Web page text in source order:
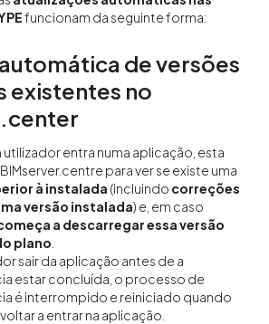
funcionam da seguinte forma:
de versões
existentes no
utilizador entra numa aplicação, esta
para ver se existe uma
à instalada (incluindo correções
versão instalada) e, em caso
a descarregar essa versão
plano
sair da aplicação antes de a
estar concluída, o processo de
é interrompido e reiniciado quando
a entrar na aplicação.